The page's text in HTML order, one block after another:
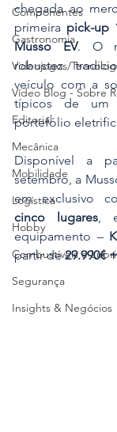
Componentes
Gastronomia
Videojogos/
Vídeo Blog - Sobre
Editorial
Mecânica
Mobilidade
Logística
Hobby
Combustíveis e
Segurança
Insights & Negócios
chegada ao
primeira pick-up
Musso EV. O
robustez
veículo com a
típicos de um
portefólio
Disponível a
setembro, a
em exclusivo
cinco lugares,
equipamento –
partir de 29.990€